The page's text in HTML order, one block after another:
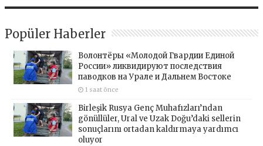
Popüler Haberler
Волонтёры «Молодой Гвардии Единой
России» ликвидируют последствия
паводков на Урале и Дальнем Востоке
1 saat önce
Birleşik Rusya Genç Muhafızları’ndan
gönüllüler, Ural ve Uzak Doğu’daki sellerin
sonuçlarını ortadan kaldırmaya yardımcı
oluyor